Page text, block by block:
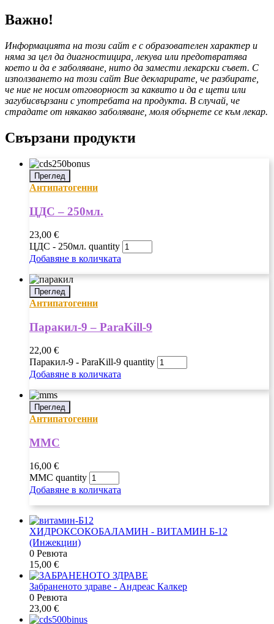
Важно!
Информацията на този сайт е с образователен характер и
няма за цел да диагностицира, лекува или предотвратява
което и да е заболяване, нито да замести лекарски съвет. С
използването на този сайт Вие декларирате, че разбирате,
че ние не носим отговорност за каквито и да е щети или
загубисвързани с употребата на продукта. В случай, че
страдате от някакво заболяване, моля обърнете се към лекар.
Свързани продукти
Преглед
Антипатогенни
ЦДС – 250мл.
23,00 €
ЦДС - 250мл. quantity
Добавяне в количката
Преглед
Антипатогенни
Паракил-9 – ParaKill-9
22,00 €
Паракил-9 - ParaKill-9 quantity
Добавяне в количката
Преглед
Антипатогенни
ММС
16,00 €
ММС quantity
Добавяне в количката
ХИДРОКСОКОБАЛАМИН - ВИТАМИН Б-12
(Инжекции)
0 Ревюта
15,00 €
Забраненото здраве - Андреас Калкер
0 Ревюта
23,00 €